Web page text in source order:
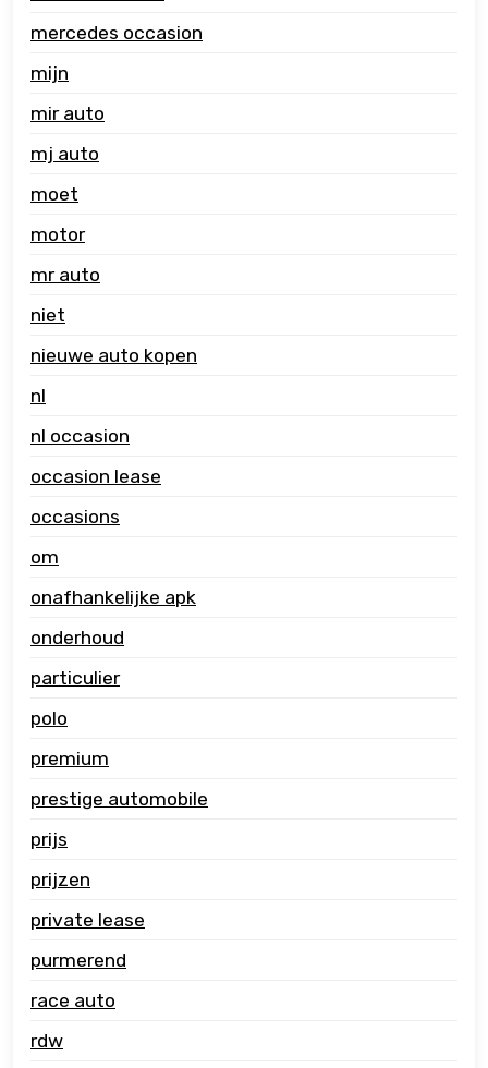
mercedes occasion
mijn
mir auto
mj auto
moet
motor
mr auto
niet
nieuwe auto kopen
nl
nl occasion
occasion lease
occasions
om
onafhankelijke apk
onderhoud
particulier
polo
premium
prestige automobile
prijs
prijzen
private lease
purmerend
race auto
rdw